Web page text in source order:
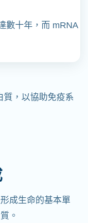
數十年，而 mRNA
質，以協助免疫系
成生命的基本單
。